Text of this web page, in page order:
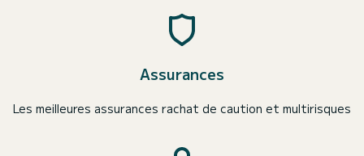
Assurances
Les meilleures assurances rachat de caution et multirisques